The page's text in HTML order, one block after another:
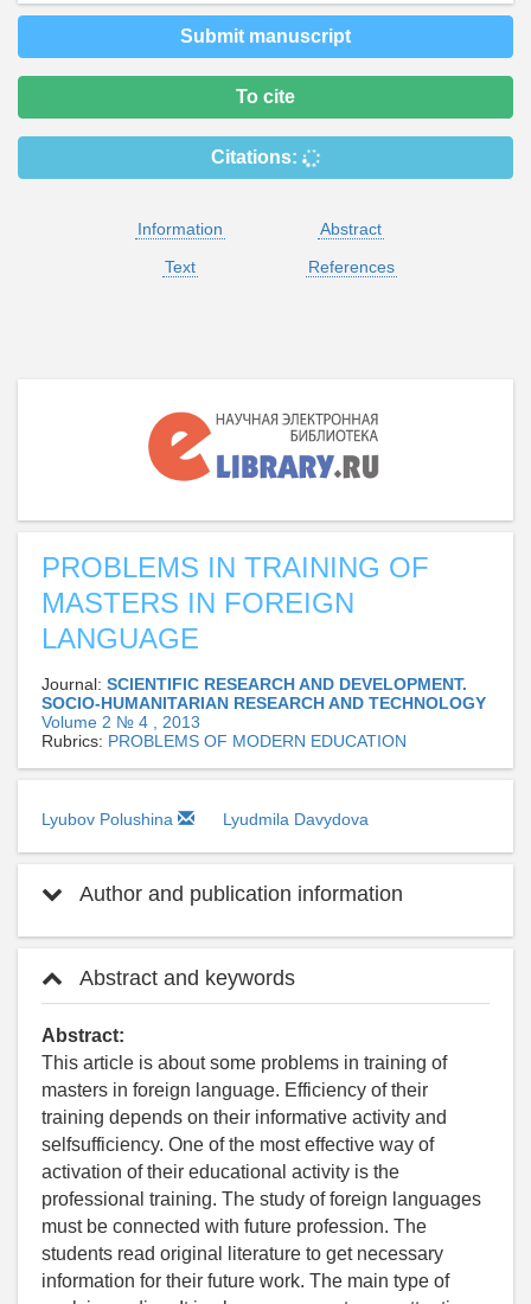
Submit manuscript
To cite
Citations:
Information
Abstract
Text
References
PROBLEMS IN TRAINING OF
MASTERS IN FOREIGN
LANGUAGE
Journal: SCIENTIFIC RESEARCH AND DEVELOPMENT.
SOCIO-HUMANITARIAN RESEARCH AND TECHNOLOGY
Volume 2 № 4 , 2013
Rubrics: PROBLEMS OF MODERN EDUCATION
Lyubov Polushina Lyudmila Davydova
Author and publication information
Abstract and keywords
Abstract:
This article is about some problems in training of
masters in foreign language. Efficiency of their
training depends on their informative activity and
selfsufficiency. One of the most effective way of
activation of their educational activity is the
professional training. The study of foreign languages
must be connected with future profession. The
students read original literature to get necessary
information for their future work. The main type of